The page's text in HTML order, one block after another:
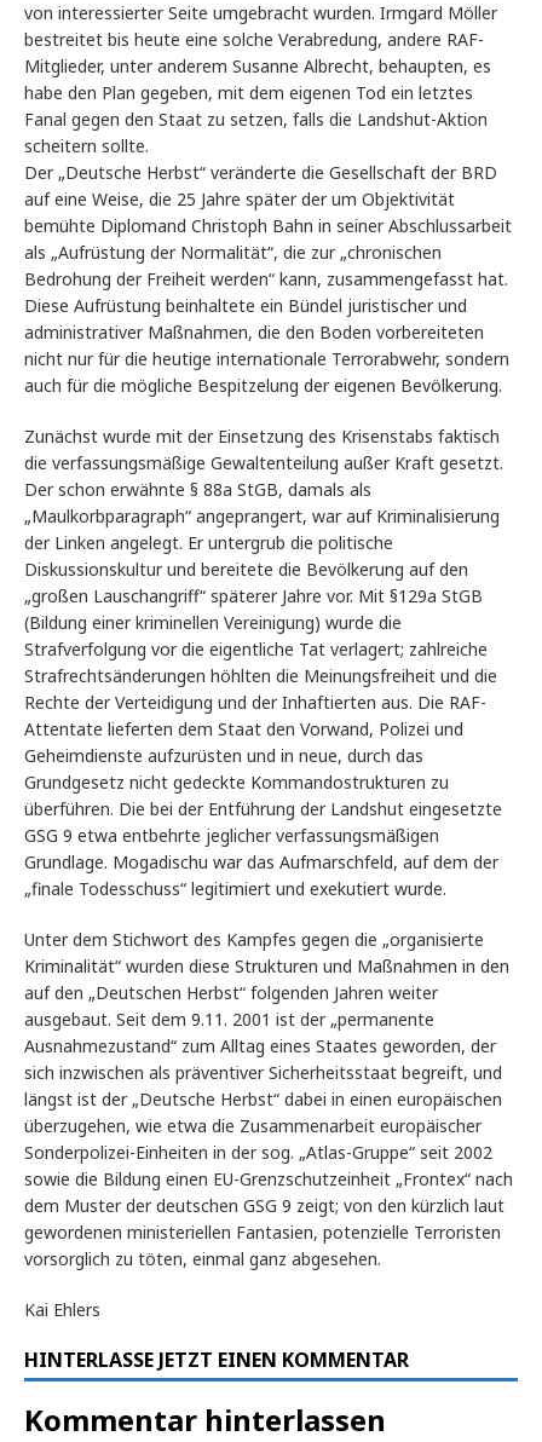
von interessierter Seite umgebracht wurden. Irmgard Möller
bestreitet bis heute eine solche Verabredung, andere RAF-
Mitglieder, unter anderem Susanne Albrecht, behaupten, es
habe den Plan gegeben, mit dem eigenen Tod ein letztes
Fanal gegen den Staat zu setzen, falls die Landshut-Aktion
scheitern sollte.
Der „Deutsche Herbst“ veränderte die Gesellschaft der BRD
auf eine Weise, die 25 Jahre später der um Objektivität
bemühte Diplomand Christoph Bahn in seiner Abschlussarbeit
als „Aufrüstung der Normalität“, die zur „chronischen
Bedrohung der Freiheit werden“ kann, zusammengefasst hat.
Diese Aufrüstung beinhaltete ein Bündel juristischer und
administrativer Maßnahmen, die den Boden vorbereiteten
nicht nur für die heutige internationale Terrorabwehr, sondern
auch für die mögliche Bespitzelung der eigenen Bevölkerung.
Zunächst wurde mit der Einsetzung des Krisenstabs faktisch
die verfassungsmäßige Gewaltenteilung außer Kraft gesetzt.
Der schon erwähnte § 88a StGB, damals als
„Maulkorbparagraph“ angeprangert, war auf Kriminalisierung
der Linken angelegt. Er untergrub die politische
Diskussionskultur und bereitete die Bevölkerung auf den
„großen Lauschangriff“ späterer Jahre vor. Mit §129a StGB
(Bildung einer kriminellen Vereinigung) wurde die
Strafverfolgung vor die eigentliche Tat verlagert; zahlreiche
Strafrechtsänderungen höhlten die Meinungsfreiheit und die
Rechte der Verteidigung und der Inhaftierten aus. Die RAF-
Attentate lieferten dem Staat den Vorwand, Polizei und
Geheimdienste aufzurüsten und in neue, durch das
Grundgesetz nicht gedeckte Kommandostrukturen zu
überführen. Die bei der Entführung der Landshut eingesetzte
GSG 9 etwa entbehrte jeglicher verfassungsmäßigen
Grundlage. Mogadischu war das Aufmarschfeld, auf dem der
„finale Todesschuss“ legitimiert und exekutiert wurde.
Unter dem Stichwort des Kampfes gegen die „organisierte
Kriminalität“ wurden diese Strukturen und Maßnahmen in den
auf den „Deutschen Herbst“ folgenden Jahren weiter
ausgebaut. Seit dem 9.11. 2001 ist der „permanente
Ausnahmezustand“ zum Alltag eines Staates geworden, der
sich inzwischen als präventiver Sicherheitsstaat begreift, und
längst ist der „Deutsche Herbst“ dabei in einen europäischen
überzugehen, wie etwa die Zusammenarbeit europäischer
Sonderpolizei-Einheiten in der sog. „Atlas-Gruppe“ seit 2002
sowie die Bildung einen EU-Grenzschutzeinheit „Frontex“ nach
dem Muster der deutschen GSG 9 zeigt; von den kürzlich laut
gewordenen ministeriellen Fantasien, potenzielle Terroristen
vorsorglich zu töten, einmal ganz abgesehen.
Kai Ehlers
HINTERLASSE JETZT EINEN KOMMENTAR
Kommentar hinterlassen